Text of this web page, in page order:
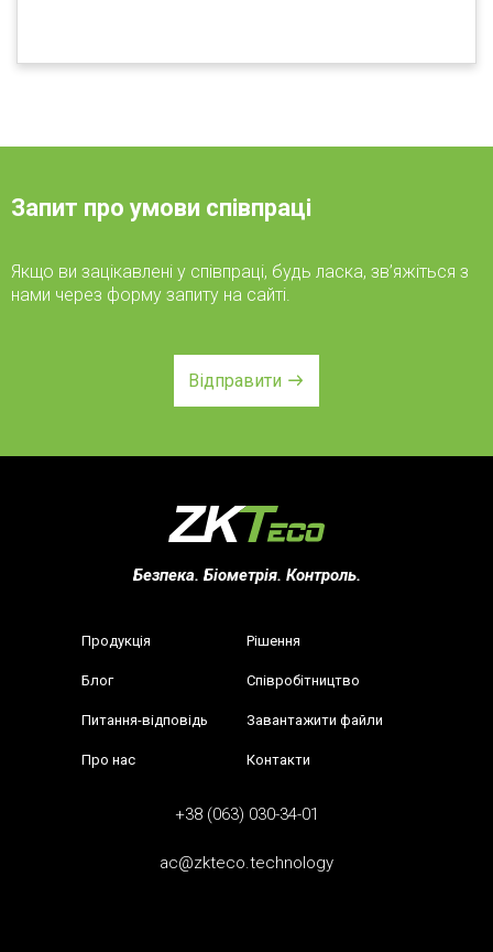
Запит про умови співпраці
Якщо ви зацікавлені у співпраці, будь ласка, зв’яжіться з
нами через форму запиту на сайті.
Відправити
Безпека. Біометрія. Контроль.
Продукція Рішення
Блог Співробітництво
Питання-відповідь Завантажити файли
Про нас Контакти
+38 (063) 030-34-01
ac@zkteco.technology